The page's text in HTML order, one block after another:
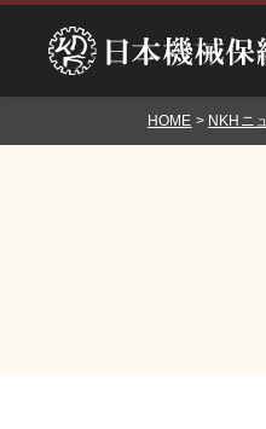
HOME > NKHニ